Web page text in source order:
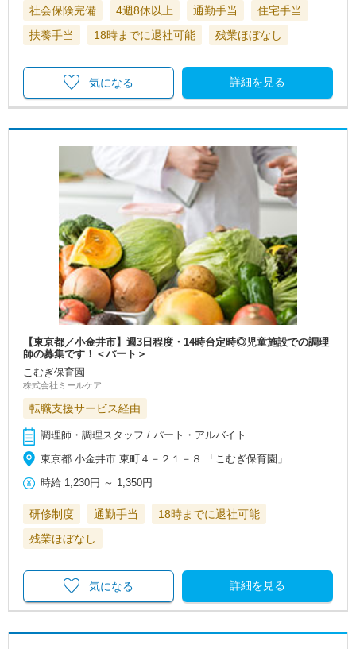
社会保険完備 4週8休以上 通勤手当
住宅手当
扶養手当
18時までに退社可能 残業ほぼなし
詳細を見る
気になる
【東京都／小金井市】週3日程度・14時台定時◎児童施設での調理
師の募集です！＜パート＞
こむぎ保育園
株式会社ミールケア
転職支援サービス経由
調理師・調理スタッフ / パート・アルバイト
東京都 小金井市 東町４－２１－８ 「こむぎ保育園」
時給 1,230円 ～ 1,350円
研修制度 通勤手当
18時までに退社可能
残業ほぼなし
詳細を見る
気になる